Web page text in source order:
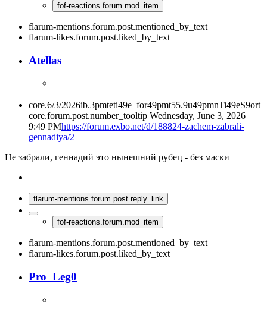
fof-reactions.forum.mod_item
flarum-mentions.forum.post.mentioned_by_text
flarum-likes.forum.post.liked_by_text
Atellas
core.6/3/2026ib.3pmteti49e_for49pmt55.9u49pmnTi49eS9ort
core.forum.post.number_tooltip Wednesday, June 3, 2026
9:49 PMhttps://forum.exbo.net/d/188824-zachem-zabrali-
gennadiya/2
Не забрали, геннадий это нынешний рубец - без маски
flarum-mentions.forum.post.reply_link
fof-reactions.forum.mod_item
flarum-mentions.forum.post.mentioned_by_text
flarum-likes.forum.post.liked_by_text
Pro_Leg0